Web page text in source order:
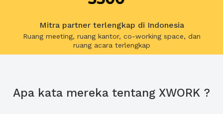
Mitra partner terlengkap di Indonesia
Ruang meeting, ruang kantor, co-working space, dan
ruang acara terlengkap
Apa kata mereka tentang XWORK ?